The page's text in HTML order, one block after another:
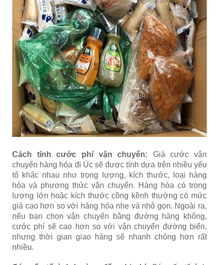
Cách tính cước phí vận chuyển: Giá cước vận
chuyển hàng hóa đi Úc sẽ được tính dựa trên nhiều yếu
tố khác nhau như trọng lượng, kích thước, loại hàng
hóa và phương thức vận chuyển. Hàng hóa có trọng
lượng lớn hoặc kích thước cồng kềnh thường có mức
giá cao hơn so với hàng hóa nhẹ và nhỏ gọn. Ngoài ra,
nếu bạn chọn vận chuyển bằng đường hàng không,
cước phí sẽ cao hơn so với vận chuyển đường biển,
nhưng thời gian giao hàng sẽ nhanh chóng hơn rất
nhiều.